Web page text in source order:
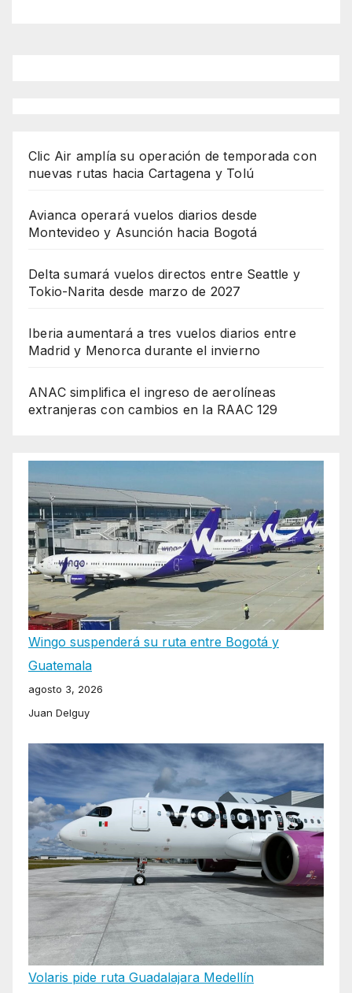
Clic Air amplía su operación de temporada con
nuevas rutas hacia Cartagena y Tolú
Avianca operará vuelos diarios desde
Montevideo y Asunción hacia Bogotá
Delta sumará vuelos directos entre Seattle y
Tokio-Narita desde marzo de 2027
Iberia aumentará a tres vuelos diarios entre
Madrid y Menorca durante el invierno
ANAC simplifica el ingreso de aerolíneas
extranjeras con cambios en la RAAC 129
Wingo suspenderá su ruta entre Bogotá y
Guatemala
agosto 3, 2026
Juan Delguy
Volaris pide ruta Guadalajara Medellín